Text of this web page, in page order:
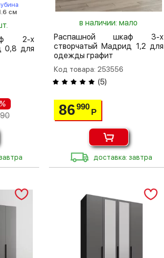
см
2-х
0,8 для
в наличии: мало
Распашной шкаф 3-х
створчатый Мадрид 1,2 для
одежды графит
Код товара: 253556
(5)
86990
Р
доставка: завтра